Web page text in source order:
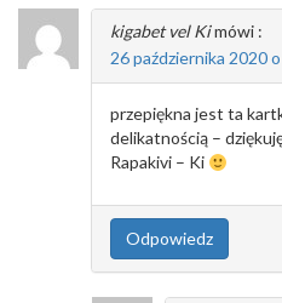
kigabet vel Kimówi :
26 października 2020
przepiękna jest ta
delikatnością –
Rapakivi – Ki
Odpowiedz